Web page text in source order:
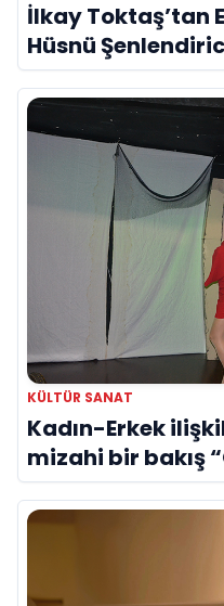
İlkay Toktaş’tan
Hüsnü
duygusal bir aşk
Gibi”
KÜLTÜR SANAT
Kadın-Erkek
mizahi bir bakış